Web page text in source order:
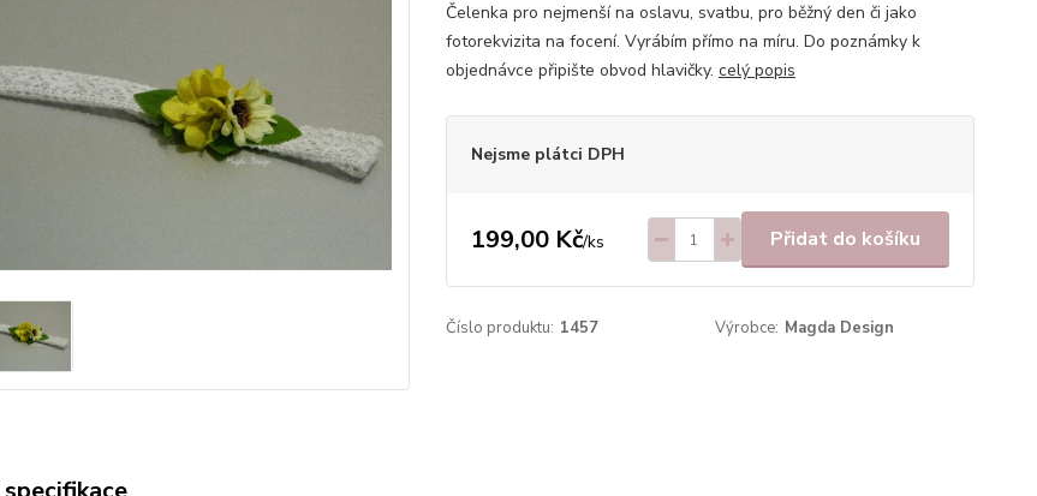
Čelenka pro nejmenší na oslavu, svatbu, pro běžný den či jako
fotorekvizita na focení. Vyrábím přímo na míru. Do poznámky k
objednávce připište obvod hlavičky. celý popis
Nejsme plátci DPH
199,00 Kč/ks Přidat do košíku
Číslo produktu: 1457 Výrobce: Magda Design